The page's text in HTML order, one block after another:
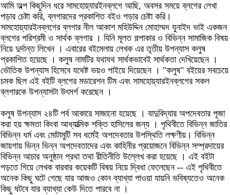
আমি অল্প কিছুদিন ধরে সামহোয়্যারইনব্লগে আছি, অবসর সময়ে ব্লগের লেখা
পড়ার চেষ্টা করি, ব্লগারদের প্রকাশিত বইও পড়ার চেষ্টা করি।
সামহোয়্যারইনব্লগের ব্লগার নীল আকাশ মহিউদ্দিন মোহাম্মদ যুনাইদ ভাই একজন
ব্লগের পরিশ্রমী ও সার্থক ব্লগার । যিনি মূলত গল্পাকার ও বিভিন্ন সামাজিক বিষয়
নিয়ে দুর্দান্ত লিখেন । এবারের বইমেলায় লেখক এর তৃতীয় উপন্যাস কলুষ
প্রকাশিত হয়েছে । কলুষ নামটির যথাযথ সার্থকভাবেই সার্থকতা দেখিয়েছেন ।
ভৌতিক উপন্যাস হিসেবে যথেষ্ট ভয়ও পাইয়ে দিয়েছেন । "কলুষ" বইয়ের সবচেয়ে
চমক ছিল এই বইটি ব্লগের মডারেশন টিম এবং সামহোয়্যারইনব্লগের সকল
ব্লগারকে উপন্যাসটা উৎসর্গ করেছেন ।
কলুষ উপন্যাস ২৪টি পর্ব আকারে সাজানো হয়েছে । যাদুবিদ্যার অপদেবতার পূজা
করা হয় ক্ষমতা কিংবা আধ্যাত্মিক শক্তি হাসিলের জন্য । পৃথিবীতে বিভিন্ন জাতির
বিভিন্ন ধর্ম এবং মোটামুটি সব ধর্মেই অপদেবতার উপস্থিতি লক্ষণীয়। বিভিন্ন
জায়গায় ভিন্ন ভিন্ন অপদেবতাদের এবং কাহিনীর প্রয়োজনে বিভিন্ন সম্প্রদায়ের
বিভিন্ন আচার অনুষ্ঠান প্রথা তথা রীতিনীতি উল্লেখ করা হয়েছে । এই বইটা
পড়তে গিয়ে লেখক বারবার কয়েকটি বিষয় নিয়ে দ্বিধা ফেলেছেন -- এই পৃথিবীতে
অনেক কিছু ঘটে গেছে যার আজও কোন ব্যাখ্যা পাওয়া যায়নি ভবিষ্যতেও অনেক
কিছু ঘটবে যার ব্যাখ্যা কেউ দিতে পারবে না ।